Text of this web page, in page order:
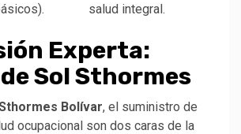
salud integral.
Experta:
Sol Sthormes
Bolívar, el suministro de
ocupacional son dos caras de la